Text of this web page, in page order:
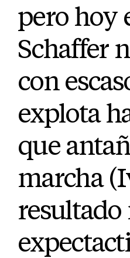
pero hoy
Schaffer
con
explota
que
marcha
resultado